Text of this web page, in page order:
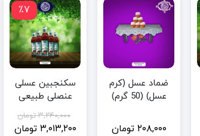
ضماد عسل (کرم
عسل) (50 گرم)
۲۰۸,۰۰۰ تومان
٪7
سکنجبین عسلی
عنصلی طبیعی
(سرکه انگبین) –
0.5 لیتر (6 عدد)
۳,۲۴۰,۰۰۰ تومان
۳,۰۱۳,۲۰۰ تومان